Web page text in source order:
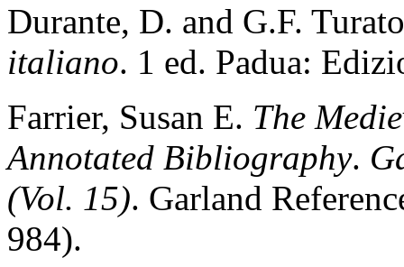
Durante, D. and G.F.
italiano. 1 ed. Padua:
Farrier, Susan E. The
Annotated Bibliography.
(Vol. 15). Garland
984).